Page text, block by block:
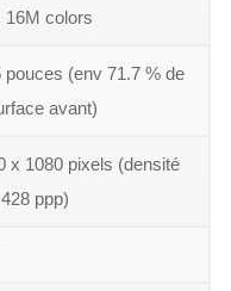
16M colors
pouces (env 71.7 % de
avant)
x 1080 pixels (densité
ppp)